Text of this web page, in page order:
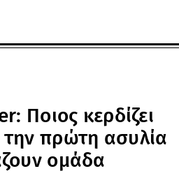
Ποιος κερδίζει
πρώτη ασυλία
ομάδα